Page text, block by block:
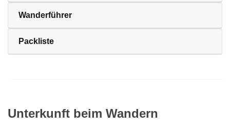
Wanderführer
Packliste
Unterkunft beim Wandern